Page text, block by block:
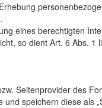
eines berechtigten
so dient Art. 6 Abs. 1
Seitenprovider des
und speichern diese als